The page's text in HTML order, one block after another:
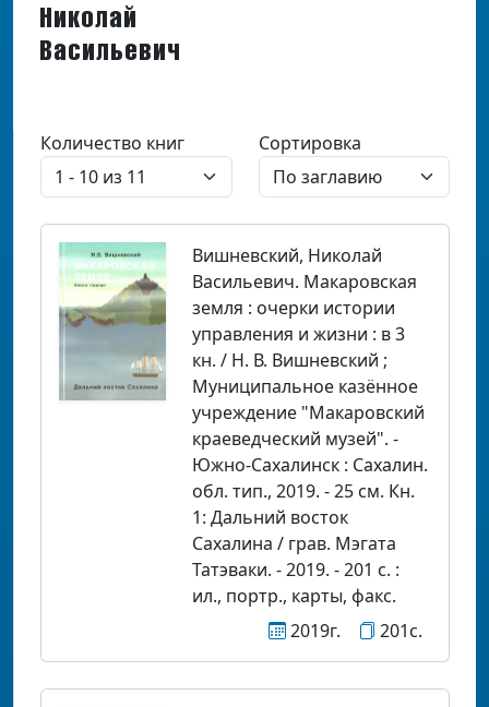
Николай
Васильевич
Количество книг Сортировка
Вишневский, Николай
Васильевич. Макаровская
земля : очерки истории
управления и жизни : в 3
кн. / Н. В. Вишневский ;
Муниципальное казённое
учреждение "Макаровский
краеведческий музей". -
Южно-Сахалинск : Сахалин.
обл. тип., 2019. - 25 см. Кн.
1: Дальний восток
Сахалина / грав. Мэгата
Татэваки. - 2019. - 201 с. :
ил., портр., карты, факс.
2019г.
201с.